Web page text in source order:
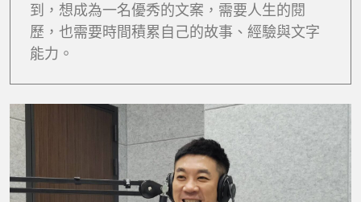
到，想成為一名優秀的文案，需要人生的閱
歷，也需要時間積累自己的故事、經驗與文字
能力。